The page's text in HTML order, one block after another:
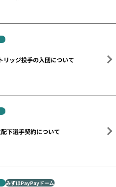
リッジ投手の入団について
下選手契約について
みずほPayPayドーム